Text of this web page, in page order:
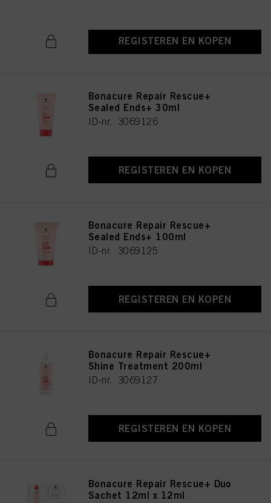
REGISTEREN EN KOPEN
Bonacure Repair Rescue+
Sealed Ends+ 30ml
ID-nr. 3069126
REGISTEREN EN KOPEN
Bonacure Repair Rescue+
Sealed Ends+ 100ml
ID-nr. 3069125
REGISTEREN EN KOPEN
Bonacure Repair Rescue+
Shine Treatment 200ml
ID-nr. 3069127
REGISTEREN EN KOPEN
Bonacure Repair Rescue+ Duo
Sachet 12ml x 12ml